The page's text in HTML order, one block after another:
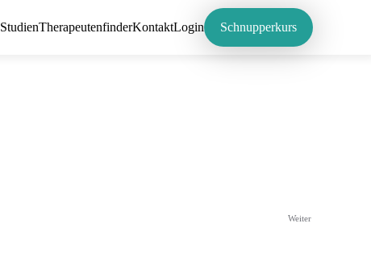
StudienTherapeutenfinderKontaktLogin Schnupperkurs
Weiter